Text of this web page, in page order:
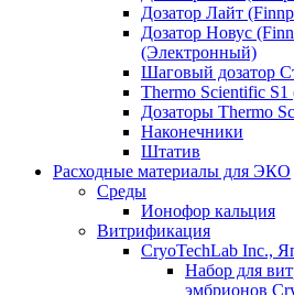
Дозатор Лайт
Дозатор Новус
(Электронный)
Шаговый дозатор
Thermo Scientific
Дозаторы Thermo
Наконечники
Штатив
Расходные материалы для ЭКО
Среды
Ионофор кальция
Витрификация
CryoTechLab Inc.,
Набор для
эмбрионов